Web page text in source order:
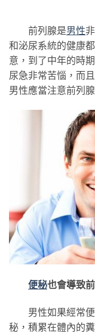
前列腺是男性
和泌尿系統的健康
意，到了中年的時
尿急非常苦惱，而
男性應當注意前列
便秘也會導致
男性如果經常便
秘，積累在體內的